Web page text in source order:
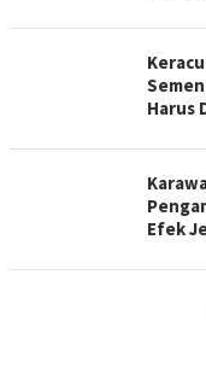
Harus
Efek